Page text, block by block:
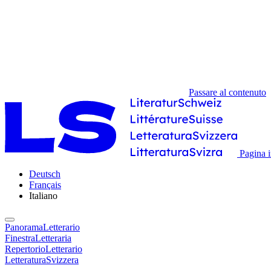
Passare al contenuto
Pagina
Deutsch
Français
Italiano
PanoramaLetterario
FinestraLetteraria
RepertorioLetterario
LetteraturaSvizzera